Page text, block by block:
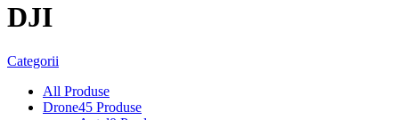
DJI
Categorii
All Produse
Drone45 Produse